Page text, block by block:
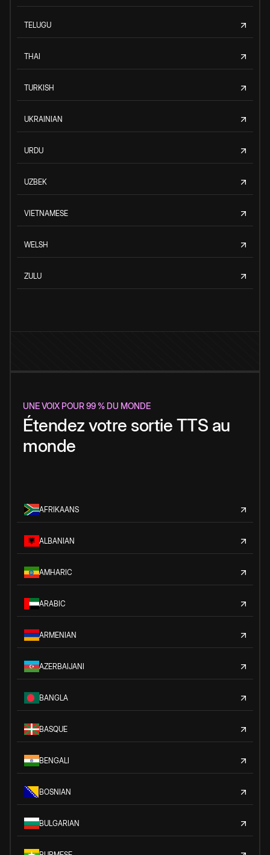
TELUGU
THAI
TURKISH
UKRAINIAN
URDU
UZBEK
VIETNAMESE
WELSH
ZULU
UNE VOIX POUR 99 % DU MONDE
Étendez votre sortie TTS au
monde
AFRIKAANS
ALBANIAN
AMHARIC
ARABIC
ARMENIAN
AZERBAIJANI
BANGLA
BASQUE
BENGALI
BOSNIAN
BULGARIAN